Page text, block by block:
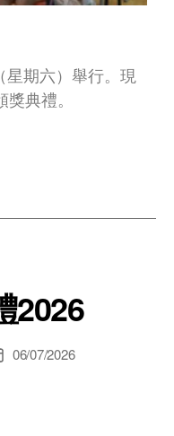
星期六）舉行。現
典禮。
2026
06/07/2026